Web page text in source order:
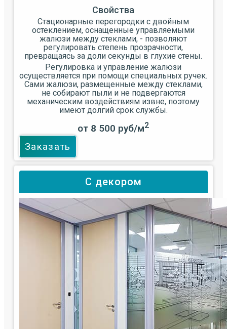
Свойства
Стационарные перегородки с двойным
остеклением, оснащенные управляемыми
жалюзи между стеклами, - позволяют
регулировать степень прозрачности,
превращаясь за доли секунды в глухие стены.
Регулировка и управление жалюзи
осуществляется при помощи специальных ручек.
Сами жалюзи, размещенные между стеклами,
не собирают пыли и не подвергаются
механическим воздействиям извне, поэтому
имеют долгий срок службы.
от 8 500 руб/м2
Заказать
С декором